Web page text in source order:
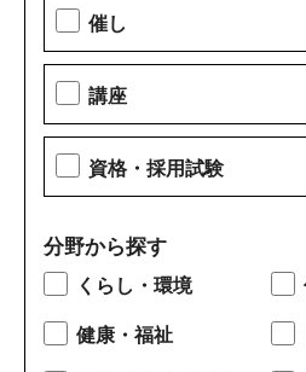
催し
講座
資格・採用試験
分野から探す
くらし・環境
健康・福祉